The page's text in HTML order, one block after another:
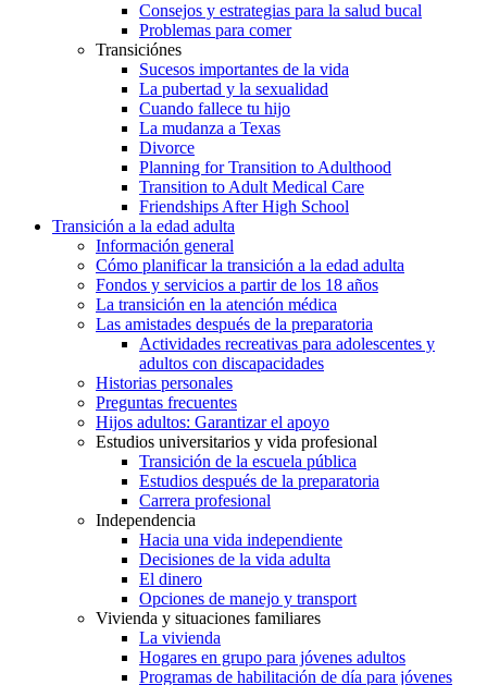
Consejos y estrategias para la salud bucal
Problemas para comer
Transiciónes
Sucesos importantes de la vida
La pubertad y la sexualidad
Cuando fallece tu hijo
La mudanza a Texas
Divorce
Planning for Transition to Adulthood
Transition to Adult Medical Care
Friendships After High School
Transición a la edad adulta
Información general
Cómo planificar la transición a la edad adulta
Fondos y servicios a partir de los 18 años
La transición en la atención médica
Las amistades después de la preparatoria
Actividades recreativas para adolescentes y
adultos con discapacidades
Historias personales
Preguntas frecuentes
Hijos adultos: Garantizar el apoyo
Estudios universitarios y vida profesional
Transición de la escuela pública
Estudios después de la preparatoria
Carrera profesional
Independencia
Hacia una vida independiente
Decisiones de la vida adulta
El dinero
Opciones de manejo y transport
Vivienda y situaciones familiares
La vivienda
Hogares en grupo para jóvenes adultos
Programas de habilitación de día para jóvenes